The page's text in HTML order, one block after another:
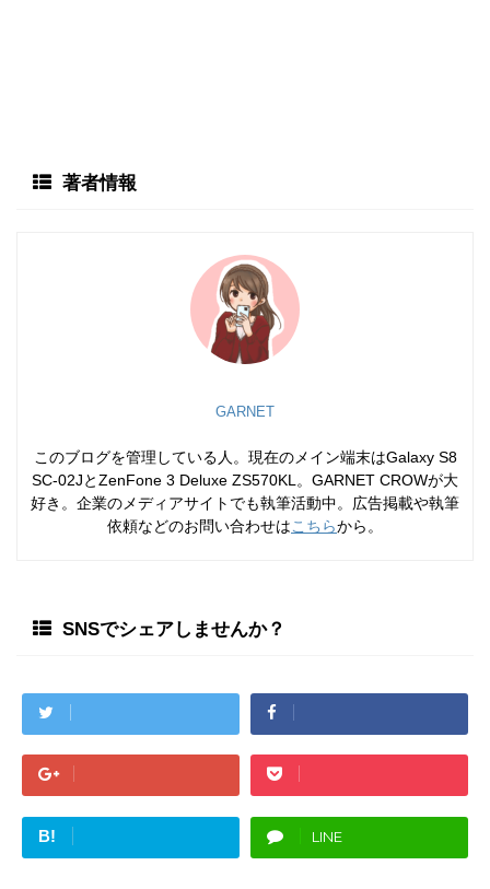
著者情報
GARNET
このブログを管理している人。現在のメイン端末はGalaxy S8
SC-02JとZenFone 3 Deluxe ZS570KL。GARNET CROWが大
好き。企業のメディアサイトでも執筆活動中。広告掲載や執筆
依頼などのお問い合わせはこちらから。
SNSでシェアしませんか？
B! LINE